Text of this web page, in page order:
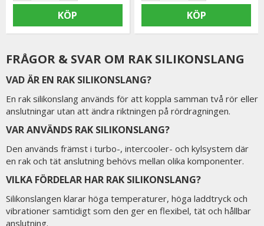
KÖP KÖP
FRÅGOR & SVAR OM RAK SILIKONSLANG
VAD ÄR EN RAK SILIKONSLANG?
En rak silikonslang används för att koppla samman två rör eller
anslutningar utan att ändra riktningen på rördragningen.
VAR ANVÄNDS RAK SILIKONSLANG?
Den används främst i turbo-, intercooler- och kylsystem där
en rak och tät anslutning behövs mellan olika komponenter.
VILKA FÖRDELAR HAR RAK SILIKONSLANG?
Silikonslangen klarar höga temperaturer, höga laddtryck och
vibrationer samtidigt som den ger en flexibel, tät och hållbar
anslutning.